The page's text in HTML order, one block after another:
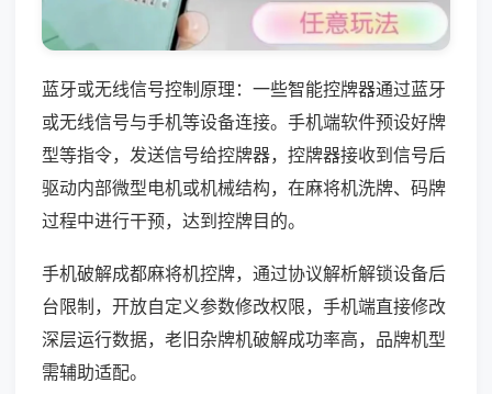
蓝牙或无线信号控制原理：一些智能控牌器通过蓝牙
或无线信号与手机等设备连接。手机端软件预设好牌
型等指令，发送信号给控牌器，控牌器接收到信号后
驱动内部微型电机或机械结构，在麻将机洗牌、码牌
过程中进行干预，达到控牌目的。
手机破解成都麻将机控牌，通过协议解析解锁设备后
台限制，开放自定义参数修改权限，手机端直接修改
深层运行数据，老旧杂牌机破解成功率高，品牌机型
需辅助适配。